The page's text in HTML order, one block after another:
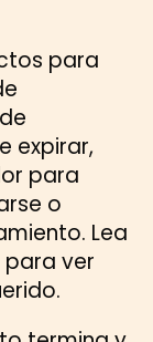
para
expirar,
para
o
Lea
ver